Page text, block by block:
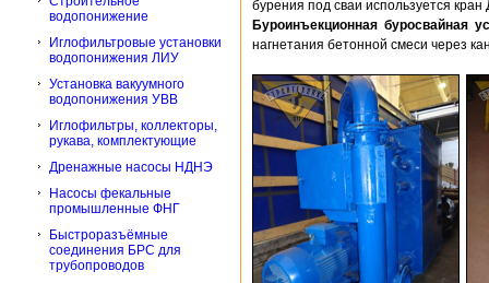
водопонижение
Иглофильтровые установки
водопонижения ЛИУ
Установка вакуумного
водопонижения УВВ
Иглофильтры, коллекторы,
рукава, комплектующие
Дренажные насосы НДНЭ
Насосы фекальные
промышленные ФНГ
Быстроразъёмные
соединения БРС для
трубопроводов
бурения под сваи используется
Буроинъекционная буросвайная
нагнетания бетонной смеси через